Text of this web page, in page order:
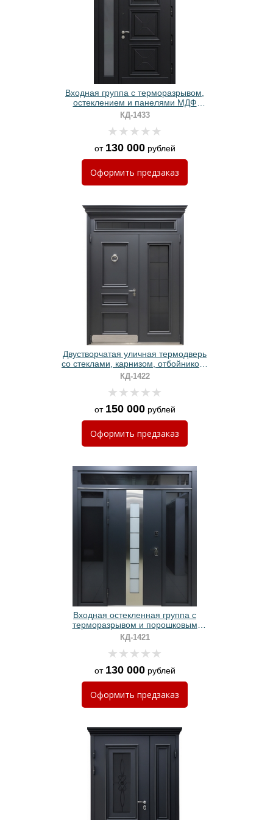
Входная группа с терморазрывом,
остеклением и панелями МДФ
черного цвета с багетом
КД-1433
от 130 000рублей
Оформить предзаказ
Двустворчатая уличная термодверь
со стеклами, карнизом, отбойником,
кнокером, металлобагетом и серым
полимерным покрытием
КД-1422
от 150 000рублей
Оформить предзаказ
Входная остекленная группа с
терморазрывом и порошковым
черным окрашиванием
КД-1421
от 130 000рублей
Оформить предзаказ